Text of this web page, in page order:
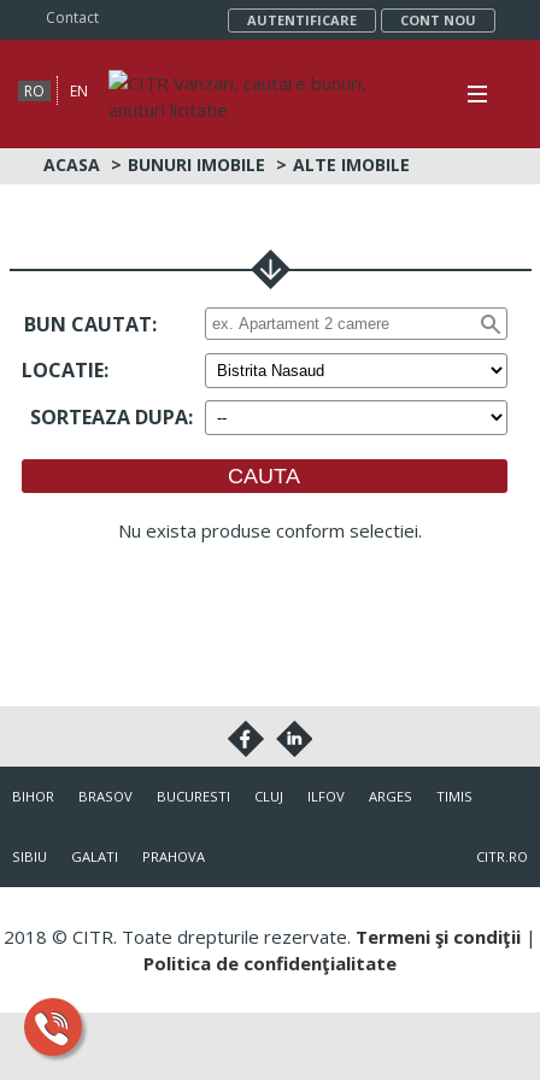
Contact AUTENTIFICARE CONT NOU
RO EN
ACASA BUNURI IMOBILE ALTE IMOBILE
BUN CAUTAT:
LOCATIE:
SORTEAZA DUPA:
Nu exista produse conform selectiei.
BIHOR BRASOV BUCURESTI CLUJ ILFOV ARGES TIMIS
SIBIU GALATI PRAHOVA CITR.RO
2018 © CITR. Toate drepturile rezervate. Termeni şi condiţii |
Politica de confidenţialitate